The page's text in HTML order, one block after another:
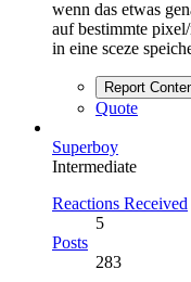
wenn das etwas
auf bestimmte
in eine sceze
Report
Quote
Superboy
Intermediate
Reactions Received
5
Posts
283